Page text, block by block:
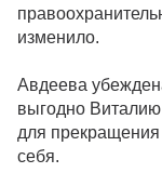
изменило.
Авдеева
выгодно Виталию
для
себя.